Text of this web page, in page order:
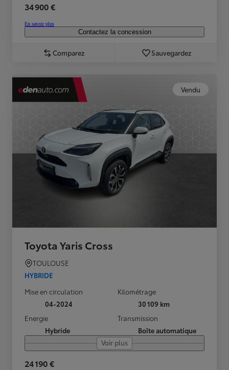
34 900 €
En savoir plus
Contactez la concession
Comparez Sauvegardez
Vendu
Toyota Yaris Cross
TOULOUSE
HYBRIDE
Mise en circulation
04-2024
Kilométrage
30 109 km
Energie
Hybride
Transmission
Boîte automatique
Voir plus
24 190 €